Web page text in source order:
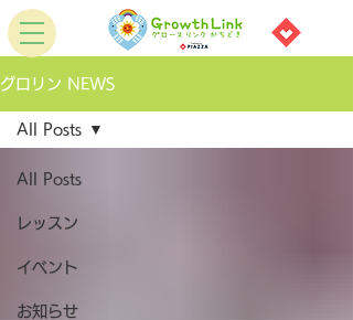
グロリン NEWS
All Posts
レッスン
イベント
お知らせ
All Posts